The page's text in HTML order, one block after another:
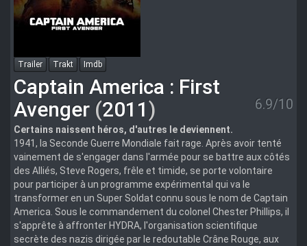
Trailer Trakt Imdb
Captain America : First
Avenger (2011) 6.9/10
Certains naissent héros, d'autres le deviennent.
1941, la Seconde Guerre Mondiale fait rage. Après avoir tenté
vainement de s'engager dans l'armée pour se battre aux côtés
des Alliés, Steve Rogers, frêle et timide, se porte volontaire
pour participer à un programme expérimental qui va le
transformer en un Super Soldat connu sous le nom de Captain
America. Sous le commandement du colonel Chester Phillips, il
s'apprête à affronter HYDRA, l'organisation scientifique
secrète des nazis dirigée par le redoutable Crâne Rouge, aux